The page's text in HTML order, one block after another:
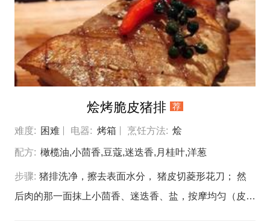
烩烤脆皮猪排 荐
难度: 困难 电器: 烤箱 烹饪方法: 烩
配方: 橄榄油,小茴香,豆蔻,迷迭香,月桂叶,洋葱
步骤: 猪排洗净，擦去表面水分， 猪皮切菱形花刀； 然
后肉的那一面抹上小茴香、迷迭香、盐，按摩均匀（皮的